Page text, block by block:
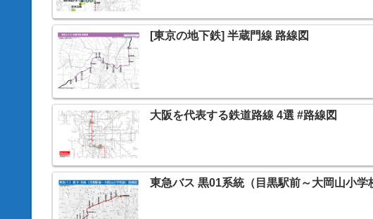
[東京の地下鉄] 半蔵門線 路線図
大阪を代表する鉄道路線 4選 #路線図
東急バス 黒01系統（目黒駅前～大岡山小学